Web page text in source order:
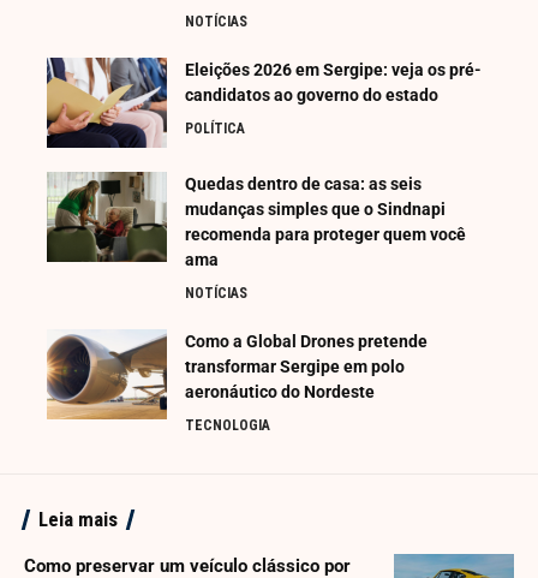
NOTÍCIAS
Eleições 2026 em Sergipe: veja os pré-
candidatos ao governo do estado
POLÍTICA
Quedas dentro de casa: as seis
mudanças simples que o Sindnapi
recomenda para proteger quem você
ama
NOTÍCIAS
Como a Global Drones pretende
transformar Sergipe em polo
aeronáutico do Nordeste
TECNOLOGIA
Leia mais
Como preservar um veículo clássico por